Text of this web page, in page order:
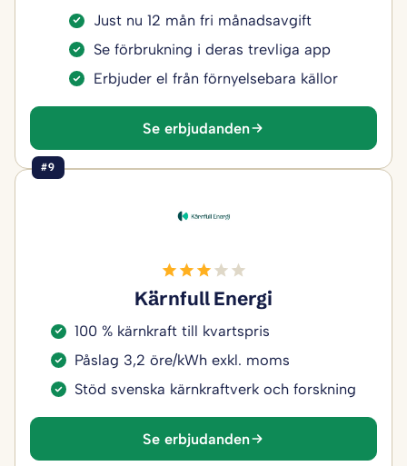
Just nu 12 mån fri månadsavgift
Se förbrukning i deras trevliga app
Erbjuder el från förnyelsebara källor
Se erbjudanden
#9
Kärnfull Energi
100 % kärnkraft till kvartspris
Påslag 3,2 öre/kWh exkl. moms
Stöd svenska kärnkraftverk och forskning
Se erbjudanden